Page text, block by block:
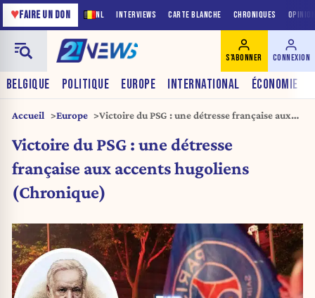
NL INTERVIEWS CARTE BLANCHE CHRONIQUES
♥FAIRE UN DON
BELGIQUE POLITIQUE EUROPE INTERNATIONAL ÉCONOMIE
S'ABONNER CONNEXION
Accueil Europe
Victoire du PSG : une détresse française aux
Victoire du PSG : une détresse
française aux accents hugoliens
(Chronique)